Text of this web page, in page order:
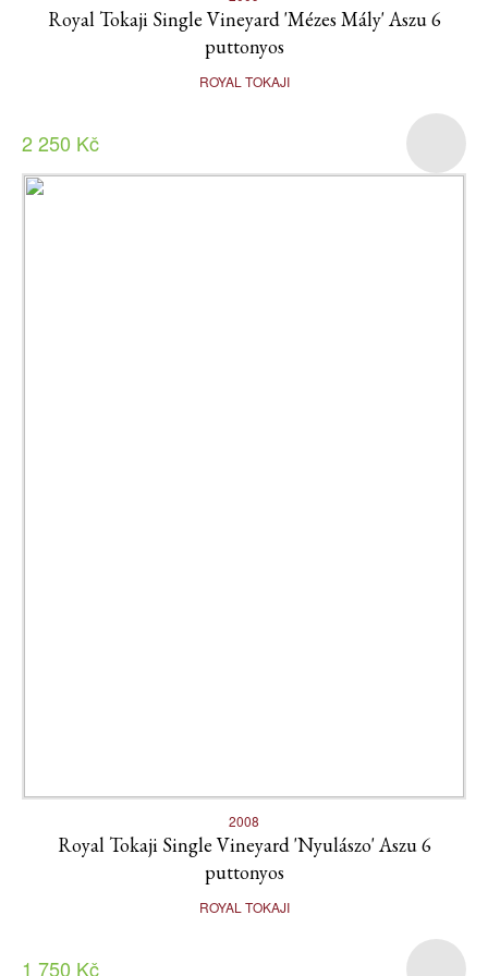
Royal Tokaji Single Vineyard 'Mézes Mály' Aszu 6
puttonyos
ROYAL TOKAJI
2 250 Kč
2008
Royal Tokaji Single Vineyard 'Nyulászo' Aszu 6
puttonyos
ROYAL TOKAJI
1 750 Kč